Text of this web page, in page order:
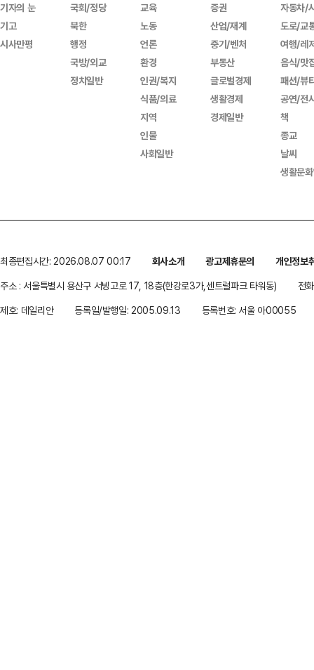
기자의 눈
기고
시사만평
국회/정당
북한
행정
국방/외교
정치일반
교육
노동
언론
환경
인권/복지
식품/의료
지역
인물
사회일반
증권
산업/재계
중기/벤처
부동산
글로벌경제
생활경제
경제일반
자동차/
도로/교
여행/레
음식/맛
패션/뷰
공연/전
책
종교
날씨
생활문
최종편집시간: 2026.08.07 00:17 회사소개 광고제휴문의
개인정보
주소 : 서울특별시 용산구 서빙고로 17, 18층(한강로3가,센트럴파크 타워동)
전
제호: 데일리안
등록일/발행일: 2005.09.13 등록번호: 서울 아00055